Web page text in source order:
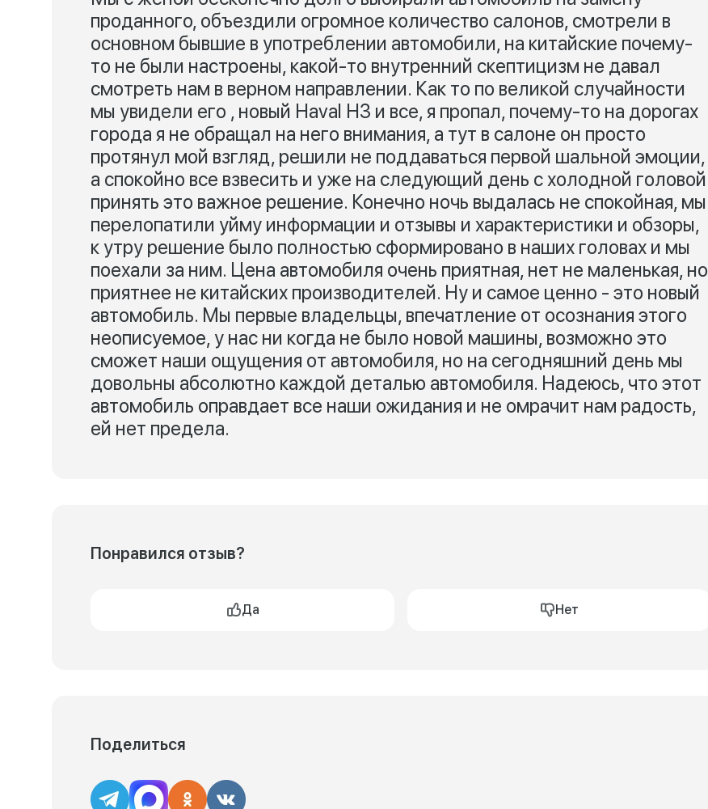
проданного, объездили огромное количество салонов, смотрели в
основном бывшие в употреблении автомобили, на китайские почему-
то не были настроены, какой-то внутренний скептицизм не давал
смотреть нам в верном направлении. Как то по великой случайности
мы увидели его , новый Haval H3 и все, я пропал, почему-то на дорогах
города я не обращал на него внимания, а тут в салоне он просто
протянул мой взгляд, решили не поддаваться первой шальной эмоции,
а спокойно все взвесить и уже на следующий день с холодной головой
принять это важное решение. Конечно ночь выдалась не спокойная, мы
перелопатили уйму информации и отзывы и характеристики и обзоры,
к утру решение было полностью сформировано в наших головах и мы
поехали за ним. Цена автомобиля очень приятная, нет не маленькая, но
приятнее не китайских производителей. Ну и самое ценно - это новый
автомобиль. Мы первые владельцы, впечатление от осознания этого
неописуемое, у нас ни когда не было новой машины, возможно это
сможет наши ощущения от автомобиля, но на сегодняшний день мы
довольны абсолютно каждой деталью автомобиля. Надеюсь, что этот
автомобиль оправдает все наши ожидания и не омрачит нам радость,
ей нет предела.
Понравился отзыв?
Да Нет
Поделиться